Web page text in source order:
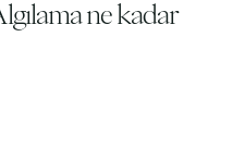
ne kadar